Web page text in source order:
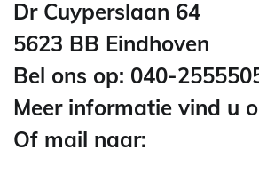
Dr Cuyperslaan 64
5623 BB Eindhoven
Bel ons op: 040-
Meer informatie vind u
Of mail naar: